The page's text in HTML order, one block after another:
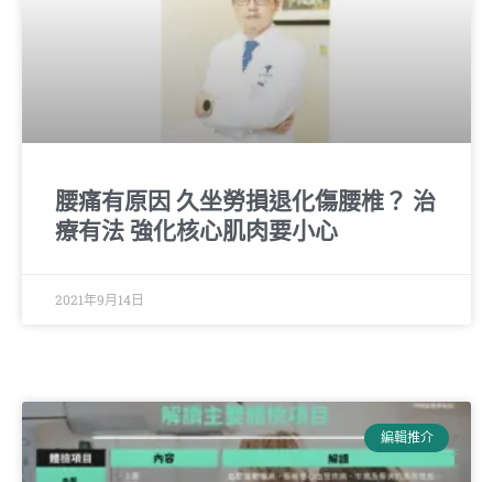
腰痛有原因 久坐勞損退化傷腰椎？ 治
療有法 強化核心肌肉要小心
2021年9月14日
編輯推介